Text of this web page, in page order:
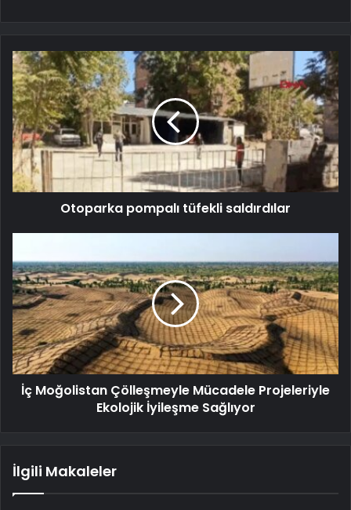
Otoparka pompalı tüfekli saldırdılar
İç Moğolistan Çölleşmeyle Mücadele Projeleriyle
Ekolojik İyileşme Sağlıyor
İlgili Makaleler